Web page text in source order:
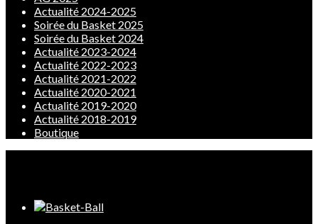
Actualité 2024-2025
Soirée du Basket 2025
Soirée du Basket 2024
Actualité 2023-2024
Actualité 2022-2023
Actualité 2021-2022
Actualité 2020-2021
Actualité 2019-2020
Actualité 2018-2019
Boutique